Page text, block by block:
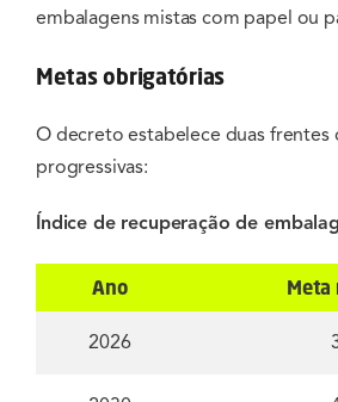
embalagens mistas com papel ou
Metas obrigatórias
O decreto estabelece duas frentes
progressivas:
Índice de recuperação de
Ano Meta
2026